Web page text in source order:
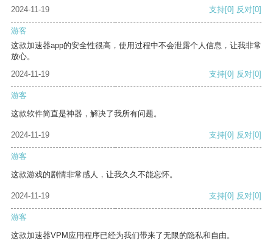
2024-11-19
支持[0] 反对[0]
游客
这款加速器app的安全性很高，使用过程中不会泄露个人信息，让我非常
放心。
2024-11-19
支持[0] 反对[0]
游客
这款软件简直是神器，解决了我所有问题。
2024-11-19 支持[0] 反对[0]
游客
这款游戏的剧情非常感人，让我久久不能忘怀。
2024-11-19 支持[0] 反对[0]
游客
这款加速器VPM应用程序已经为我们带来了无限的隐私和自由。